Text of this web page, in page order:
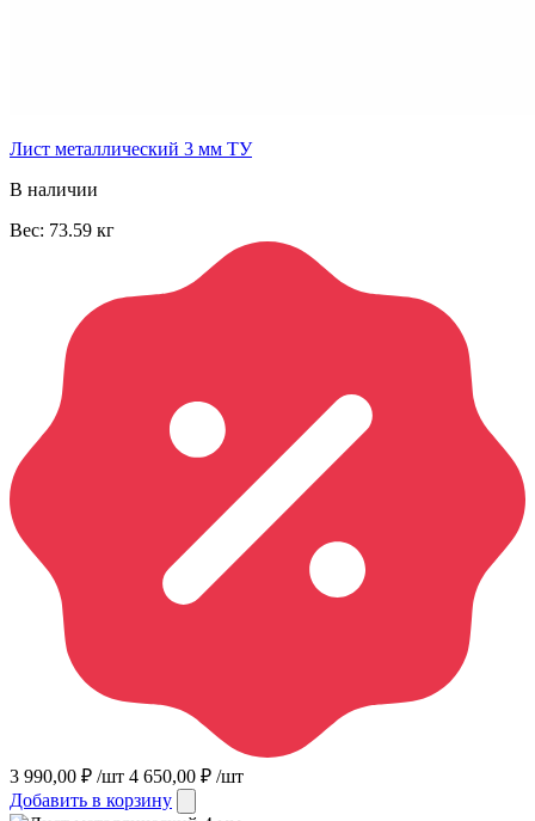
Лист металлический 3 мм ТУ
В наличии
Вес: 73.59 кг
3 990,00 ₽ /шт 4 650,00 ₽ /шт
Добавить в корзину